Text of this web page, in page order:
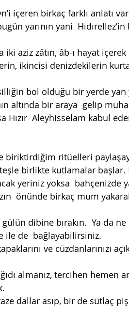
içeren birkaç farklı anlatı
yarının yani  Hıdırellez’in
iki aziz zâtın, âb-ı hayat
ikincisi denizdekilerin
bol olduğu bir yerde
altında bir araya  gelip
Hızır  Aleyhisselam kabul
biriktirdiğim ritüelleri
birlikte kutlamalar
yeriniz yoksa  bahçenizde
önünde birkaç mum
gülün dibine bırakın.  Ya da
ile de  bağlayabilirsiniz.
ve cüzdanlarınızı
almanız, tercihen hemen
dallar asıp, bir de sütlaç